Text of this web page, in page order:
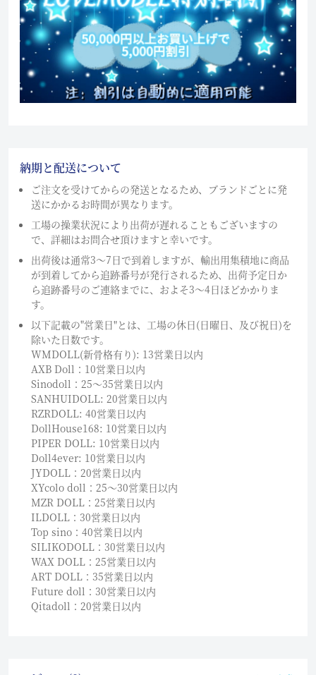
納期と配送について
ご注文を受けてからの発送となるため、ブランドごとに発
送にかかるお時間が異なります。
工場の操業状況により出荷が遅れることもございますの
で、詳細はお問合せ頂けますと幸いです。
出荷後は通常3～7日で到着しますが、輸出用集積地に商品
が到着してから追跡番号が発行されるため、出荷予定日か
ら追跡番号のご連絡までに、およそ3〜4日ほどかかりま
す。
以下記載の"営業日"とは、工場の休日(日曜日、及び祝日)を
除いた日数です。
WMDOLL(新骨格有り): 13営業日以内
AXB Doll：10営業日以内
Sinodoll：25〜35営業日以内
SANHUIDOLL: 20営業日以内
RZRDOLL: 40営業日以内
DollHouse168: 10営業日以内
PIPER DOLL: 10営業日以内
Doll4ever: 10営業日以内
JYDOLL：20営業日以内
XYcolo doll：25〜30営業日以内
MZR DOLL：25営業日以内
ILDOLL：30営業日以内
Top sino：40営業日以内
SILIKODOLL：30営業日以内
WAX DOLL：25営業日以内
ART DOLL：35営業日以内
Future doll：30営業日以内
Qitadoll：20営業日以内